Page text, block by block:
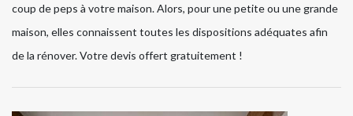
coup de peps à votre maison. Alors, pour une petite ou une grande
maison, elles connaissent toutes les dispositions adéquates afin
de la rénover. Votre devis offert gratuitement !